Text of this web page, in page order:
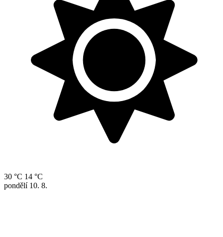
30 °C 14 °C
pondělí 10. 8.